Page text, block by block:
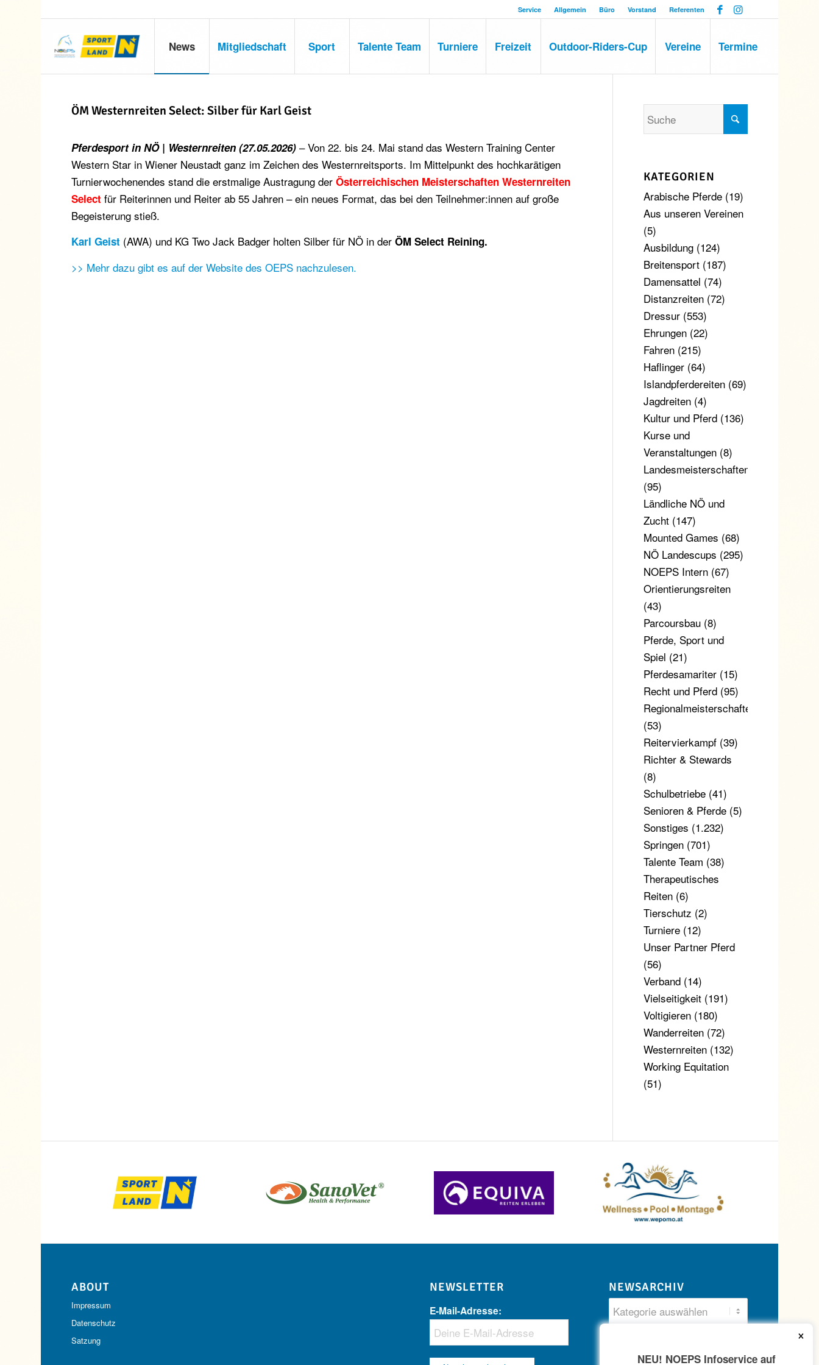
Service Allgemein Büro Vorstand Referenten
News Mitgliedschaft Sport Talente Team Turniere Freizeit Outdoor-Riders-Cup Vereine Termine
ÖM Westernreiten Select: Silber für Karl Geist
Pferdesport in NÖ | Westernreiten (27.05.2026) – Von 22. bis 24. Mai stand das Western Training Center
Western Star in Wiener Neustadt ganz im Zeichen des Westernreitsports. Im Mittelpunkt des hochkarätigen
Turnierwochenendes stand die erstmalige Austragung derÖsterreichischen Meisterschaften Westernreiten
Select für Reiterinnen und Reiter ab 55 Jahren – ein neues Format, das bei den Teilnehmer:innen auf große
Begeisterung stieß.
Karl Geist (AWA) und KG Two Jack Badger holten Silber für NÖ in derÖM Select Reining.
>> Mehr dazu gibt es auf der Website des OEPS nachzulesen.
KATEGORIEN
Arabische Pferde(19)
Aus unseren Vereinen
(5)
Ausbildung(124)
Breitensport(187)
Damensattel (74)
Distanzreiten(72)
Dressur(553)
Ehrungen(22)
Fahren(215)
Haflinger(64)
Islandpferdereiten(69)
Jagdreiten(4)
Kultur und Pferd(136)
Kurse und
Veranstaltungen(8)
Landesmeisterschaften
(95)
Ländliche NÖ und
Zucht(147)
Mounted Games (68)
NÖ Landescups (295)
NOEPS Intern(67)
Orientierungsreiten
(43)
Parcoursbau(8)
Pferde, Sport und
Spiel (21)
Pferdesamariter(15)
Recht und Pferd(95)
Regionalmeisterschaften
(53)
Reitervierkampf(39)
Richter & Stewards
(8)
Schulbetriebe(41)
Senioren & Pferde(5)
Sonstiges (1.232)
Springen(701)
Talente Team (38)
Therapeutisches
Reiten(6)
Tierschutz (2)
Turniere(12)
Unser Partner Pferd
(56)
Verband(14)
Vielseitigkeit(191)
Voltigieren(180)
Wanderreiten(72)
Westernreiten(132)
Working Equitation
(51)
ABOUT
Impressum
Datenschutz
Satzung
NEWSLETTER
E-Mail-Adresse:
NEWSARCHIV
×
NEU! NOEPS Infoservice auf